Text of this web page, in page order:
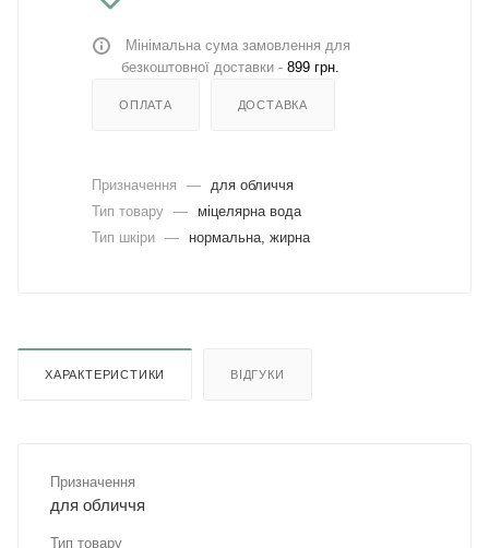
Мінімальна сума замовлення для
безкоштовної доставки - 899 грн.
ОПЛАТА ДОСТАВКА
Призначення —
для обличчя
Тип товару —
міцелярна вода
Тип шкіри — нормальна, жирна
ХАРАКТЕРИСТИКИ ВІДГУКИ
Призначення
для обличчя
Тип товару